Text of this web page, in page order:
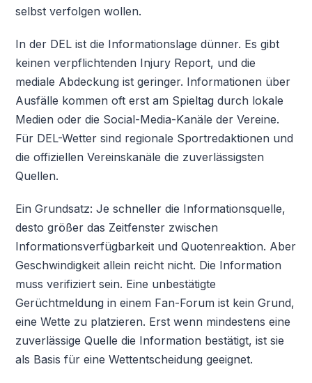
selbst verfolgen wollen.
In der DEL ist die Informationslage dünner. Es gibt
keinen verpflichtenden Injury Report, und die
mediale Abdeckung ist geringer. Informationen über
Ausfälle kommen oft erst am Spieltag durch lokale
Medien oder die Social-Media-Kanäle der Vereine.
Für DEL-Wetter sind regionale Sportredaktionen und
die offiziellen Vereinskanäle die zuverlässigsten
Quellen.
Ein Grundsatz: Je schneller die Informationsquelle,
desto größer das Zeitfenster zwischen
Informationsverfügbarkeit und Quotenreaktion. Aber
Geschwindigkeit allein reicht nicht. Die Information
muss verifiziert sein. Eine unbestätigte
Gerüchtmeldung in einem Fan-Forum ist kein Grund,
eine Wette zu platzieren. Erst wenn mindestens eine
zuverlässige Quelle die Information bestätigt, ist sie
als Basis für eine Wettentscheidung geeignet.